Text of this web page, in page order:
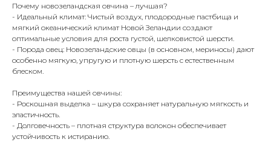
Почему новозеландская овчина – лучшая?
- Идеальный климат: Чистый воздух, плодородные пастбища и
мягкий океанический климат Новой Зеландии создают
оптимальные условия для роста густой, шелковистой шерсти.
- Порода овец: Новозеландские овцы (в основном, мериносы) дают
особенно мягкую, упругую и плотную шерсть с естественным
блеском.
Преимущества нашей овчины:
- Роскошная выделка – шкура сохраняет натуральную мягкость и
эластичность.
- Долговечность – плотная структура волокон обеспечивает
устойчивость к истиранию.